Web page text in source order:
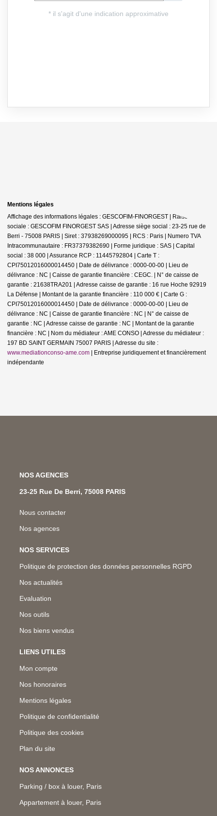
Mentions légales
Affichage des informations légales : GESCOFIM-FINORGEST | Raison
sociale : GESCOFIM FINORGEST SAS | Adresse siège social : 23-25 rue de
Berri - 75008 PARIS | Siret : 37938269000095 | RCS : Paris | Numero TVA
Intracommunautaire : FR37379382690 | Forme juridique : SAS | Capital
social : 38 000 | Assurance RCP : 11445792804 | Carte T :
CPI75012016000014450 | Date de délivrance : 0000-00-00 | Lieu de
délivrance : NC | Caisse de garantie financière : CEGC. | N° de caisse de
garantie : 21638TRA201 | Adresse caisse de garantie : 16 rue Hoche 92919
La Défense | Montant de la garantie financière : 110 000 € | Carte G :
CPI75012016000014450 | Date de délivrance : 0000-00-00 | Lieu de
délivrance : NC | Caisse de garantie financière : NC | N° de caisse de
garantie : NC | Adresse caisse de garantie : NC | Montant de la garantie
financière : NC | Nom du médiateur : AME CONSO | Adresse du médiateur :
197 BD SAINT GERMAIN 75007 PARIS | Adresse du site :
www.mediationconso-ame.com | Entreprise juridiquement et financièrement
indépendante
NOS AGENCES
23-25 Rue De Berri, 75008 PARIS
Nous contacter
Nos agences
NOS SERVICES
Politique de protection des données personnelles RGPD
Nos actualités
Evaluation
Nos outils
Nos biens vendus
LIENS UTILES
Mon compte
Nos honoraires
Mentions légales
Politique de confidentialité
Politique des cookies
Plan du site
NOS ANNONCES
Parking / box à louer, Paris
Appartement à louer, Paris